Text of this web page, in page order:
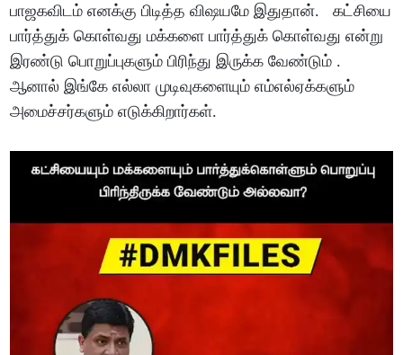
பாஜகவிடம் எனக்கு பிடித்த விஷயமே இதுதான். கட்சியை
பார்த்துக் கொள்வது மக்களை பார்த்துக் கொள்வது என்று
இரண்டு பொறுப்புகளும் பிரிந்து இருக்க வேண்டும் .
ஆனால் இங்கே எல்லா முடிவுகளையும் எம்எல்ஏக்களும்
அமைச்சர்களும் எடுக்கிறார்கள்.